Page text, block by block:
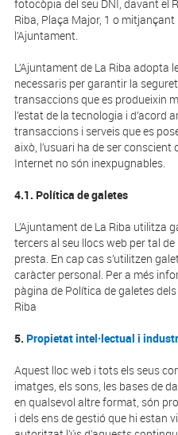
fotocòpia del seu DNI, davant el
Riba, Plaça Major, 1 o
l’Ajuntament.
L’Ajuntament de La Riba adopta
necessaris per garantir la
transaccions que es produeixin
l’estat de la tecnologia i d’acord
transaccions i serveis que es
això, l’usuari ha de ser
Internet no són inexpugnables.
4.1. Política de galetes
L’Ajuntament de La Riba utilitza
tercers al seu llocs web per tal
presta. En cap cas s’utilitzen
caràcter personal. Per a més
pàgina de Política de galetes
Riba
5. Propietat intel·lectual i
Aquest lloc web i tots els seus
imatges, els sons, les bases de
en qualsevol altre format, són
i dels ens de gestió que hi estan